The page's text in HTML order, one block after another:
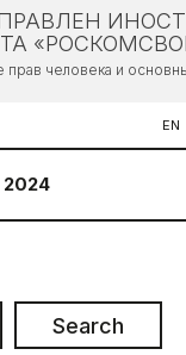
прав человека и
EN
2024
Search